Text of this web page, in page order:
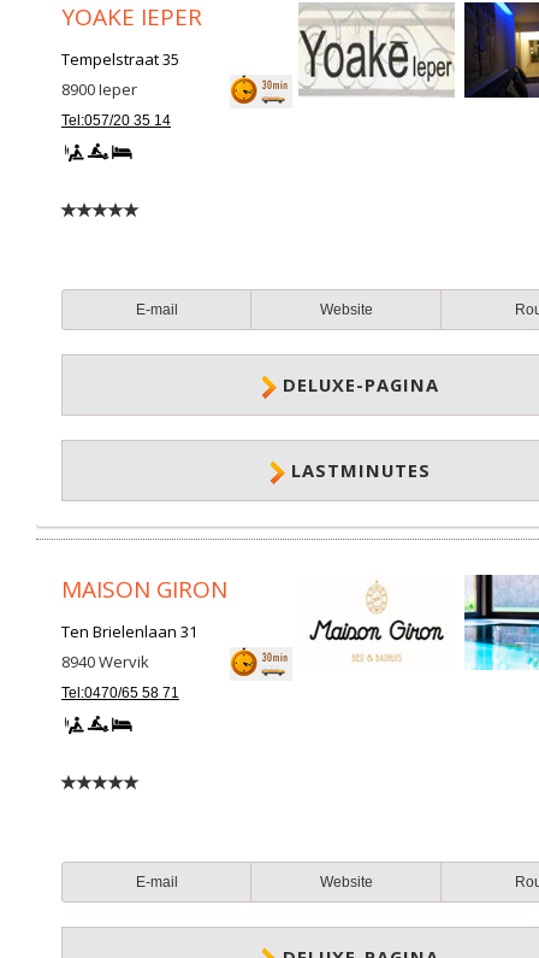
YOAKE IEPER
Tempelstraat 35
8900Ieper
Tel:057/20 35 14
E-mail Website
DELUXE-PAGINA
LASTMINUTES
MAISON GIRON
Ten Brielenlaan 31
8940Wervik
Tel:0470/65 58 71
E-mail Website